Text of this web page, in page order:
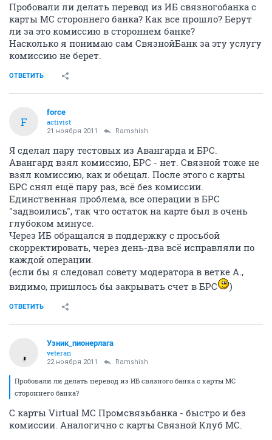
Пробовали ли делать перевод из ИБ связногобанка с
карты MC стороннего банка? Как все прошло? Берут
ли за это комиссию в стороннем банке?
Насколько я понимаю сам СвязнойБанк за эту услугу
комиссию не берет.
ОТВЕТИТЬ
F
force
activist
21 ноября 2011 Ramshish
Я сделал пару тестовых из Авангарда и БРС.
Авангард взял комиссию, БРС - нет. Связной тоже не
взял комиссию, как и обещал. После этого с карты
БРС снял ещё пару раз, всё без комиссии.
Единственная проблема, все операции в БРС
"задвоились", так что остаток на карте был в очень
глубоком минусе.
Через ИБ обращался в поддержку с просьбой
скорректировать, через день-два всё исправляли по
каждой операции.
(если бы я следовал совету модератора в ветке А.,
видимо, пришлось бы закрывать счет в БРС
)
ОТВЕТИТЬ
Узник_пионерлага
veteran
22 ноября 2011 Ramshish
Пробовали ли делать перевод из ИБ связного банка с карты MC
стороннего банка?
С карты Virtual MC Промсвязьбанка - быстро и без
комиссии. Аналогично с карты Связной Клуб MC.